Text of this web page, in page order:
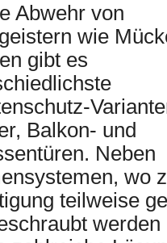
Abwehr von
wie
gibt es
Balkon- und
Neben
wo
teilweise
werden